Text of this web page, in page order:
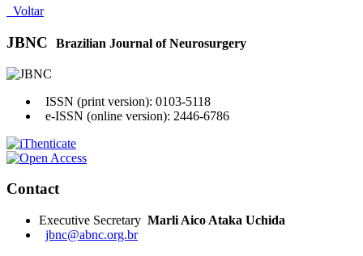
Voltar
JBNC Brazilian Journal of Neurosurgery
ISSN (print version): 0103-5118
e-ISSN (online version): 2446-6786
Contact
Executive Secretary Marli Aico Ataka Uchida
jbnc@abnc.org.br